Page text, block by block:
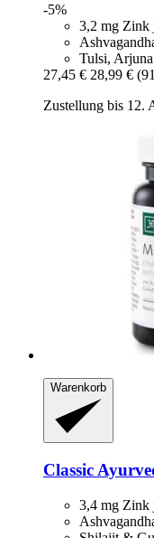
-5%
3,2 mg Zink
Tulsi,
27,45 € 28,99 €
Zustellung bis 12.
Warenkorb
Classic
3,4 mg Zink